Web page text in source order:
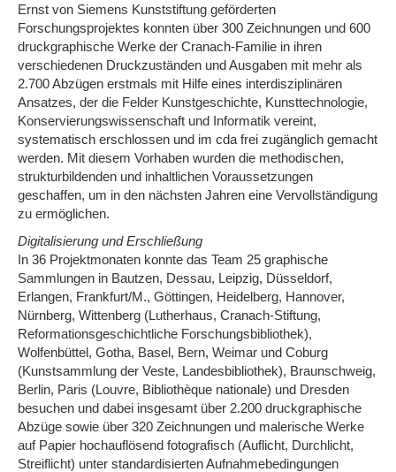
Ernst von Siemens Kunststiftung geförderten
Forschungsprojektes konnten über 300 Zeichnungen und 600
druckgraphische Werke der Cranach-Familie in ihren
verschiedenen Druckzuständen und Ausgaben mit mehr als
2.700 Abzügen erstmals mit Hilfe eines interdisziplinären
Ansatzes, der die Felder Kunstgeschichte, Kunsttechnologie,
Konservierungswissenschaft und Informatik vereint,
systematisch erschlossen und im cda frei zugänglich gemacht
werden. Mit diesem Vorhaben wurden die methodischen,
strukturbildenden und inhaltlichen Voraussetzungen
geschaffen, um in den nächsten Jahren eine Vervollständigung
zu ermöglichen.
Digitalisierung und Erschließung
In 36 Projektmonaten konnte das Team 25 graphische
Sammlungen in Bautzen, Dessau, Leipzig, Düsseldorf,
Erlangen, Frankfurt/M., Göttingen, Heidelberg, Hannover,
Nürnberg, Wittenberg (Lutherhaus, Cranach-Stiftung,
Reformationsgeschichtliche Forschungsbibliothek),
Wolfenbüttel, Gotha, Basel, Bern, Weimar und Coburg
(Kunstsammlung der Veste, Landesbibliothek), Braunschweig,
Berlin, Paris (Louvre, Bibliothèque nationale) und Dresden
besuchen und dabei insgesamt über 2.200 druckgraphische
Abzüge sowie über 320 Zeichnungen und malerische Werke
auf Papier hochauflösend fotografisch (Auflicht, Durchlicht,
Streiflicht) unter standardisierten Aufnahmebedingungen